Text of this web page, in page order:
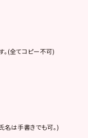
。(全てコピー不可)
名は手書きでも可。)